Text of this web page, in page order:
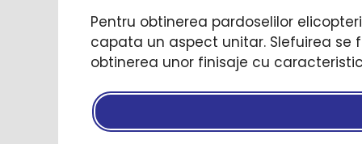
Pentru obtinerea pardoselilor
capata un aspect unitar. Slefuirea
obtinerea unor finisaje cu